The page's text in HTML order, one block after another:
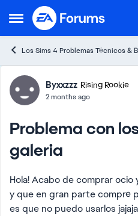
Open Side Menu
Skip to content
Los Sims 4 Problemas Técnicos &
ForumByxxzzz Rising Rookie
2 months ago
Problema con
galeria
Hola! Acabo de comprar
y que en gran parte compré
es que no puedo usarlos